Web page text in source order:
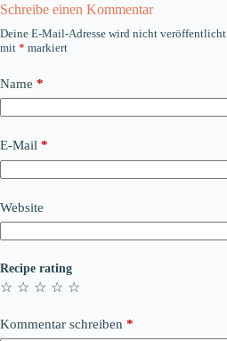
Schreibe einen Kommentar
Deine E-Mail-Adresse wird nicht veröffentlicht.
mit * markiert
Name *
E-Mail *
Website
Recipe rating
☆
☆
☆
☆
☆
Kommentar schreiben *